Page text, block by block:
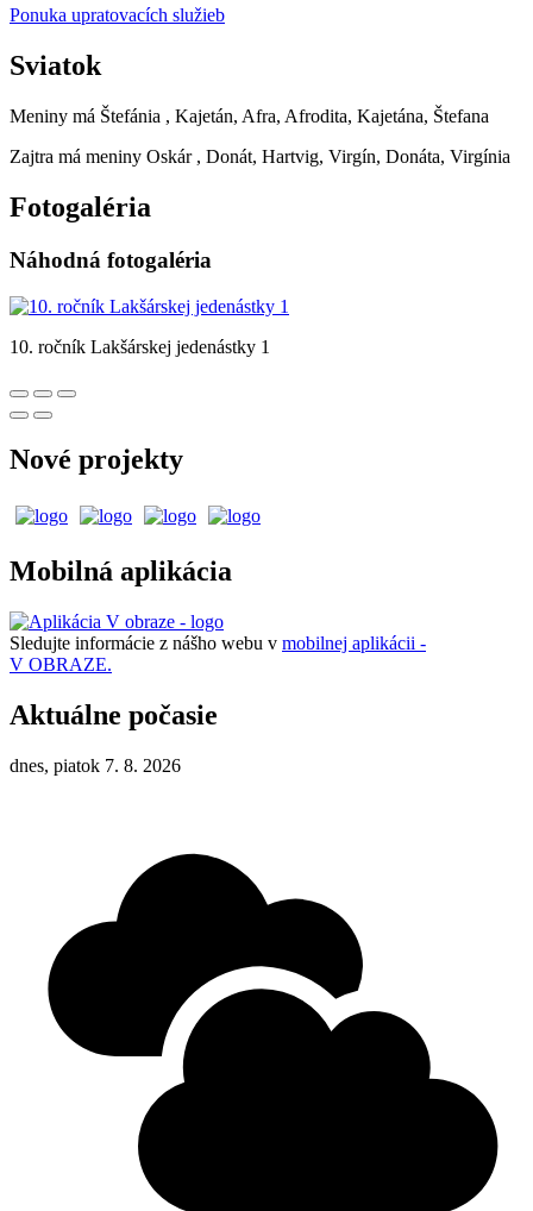
Ponuka upratovacích služieb
Sviatok
Meniny má Štefánia , Kajetán, Afra, Afrodita, Kajetána, Štefana
Zajtra má meniny Oskár , Donát, Hartvig, Virgín, Donáta, Virgínia
Fotogaléria
Náhodná fotogaléria
10. ročník Lakšárskej jedenástky 1
Nové projekty
Mobilná aplikácia
Sledujte informácie z nášho webu v mobilnej aplikácii -
V OBRAZE.
Aktuálne počasie
dnes, piatok 7. 8. 2026